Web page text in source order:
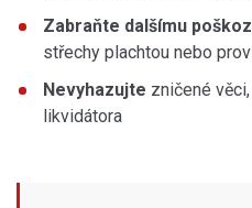
Zabraňte dalšímu
střechy plachtou nebo
Nevyhazujte zničené
likvidátora